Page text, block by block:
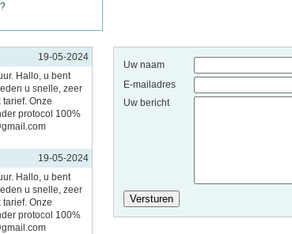
Uw naam
E-mailadres
Uw bericht
19-05-2024
Hallo, u bent
u snelle, zeer
Onze
protocol 100%
19-05-2024
Hallo, u bent
u snelle, zeer
Onze
protocol 100%